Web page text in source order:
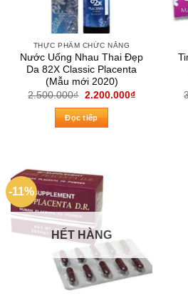
THỰC PHẨM CHỨC NĂNG
Nước Uống Nhau Thai Đẹp
Da 82X Classic Placenta
(Mẫu mới 2020)
2.500.000₫ Giá
là:
2.500.000₫.
2.200.000₫Giá
Đọc tiếp
-11%
HẾT HÀNG